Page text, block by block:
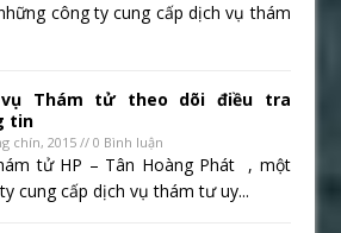
công ty cung cấp dịch vụ thám
vụ Thám tử theo dõi điều tra
tin
chín, 2015 // 0 Bình luận
tử HP – Tân Hoàng Phát , một
cung cấp dịch vụ thám tư uy...